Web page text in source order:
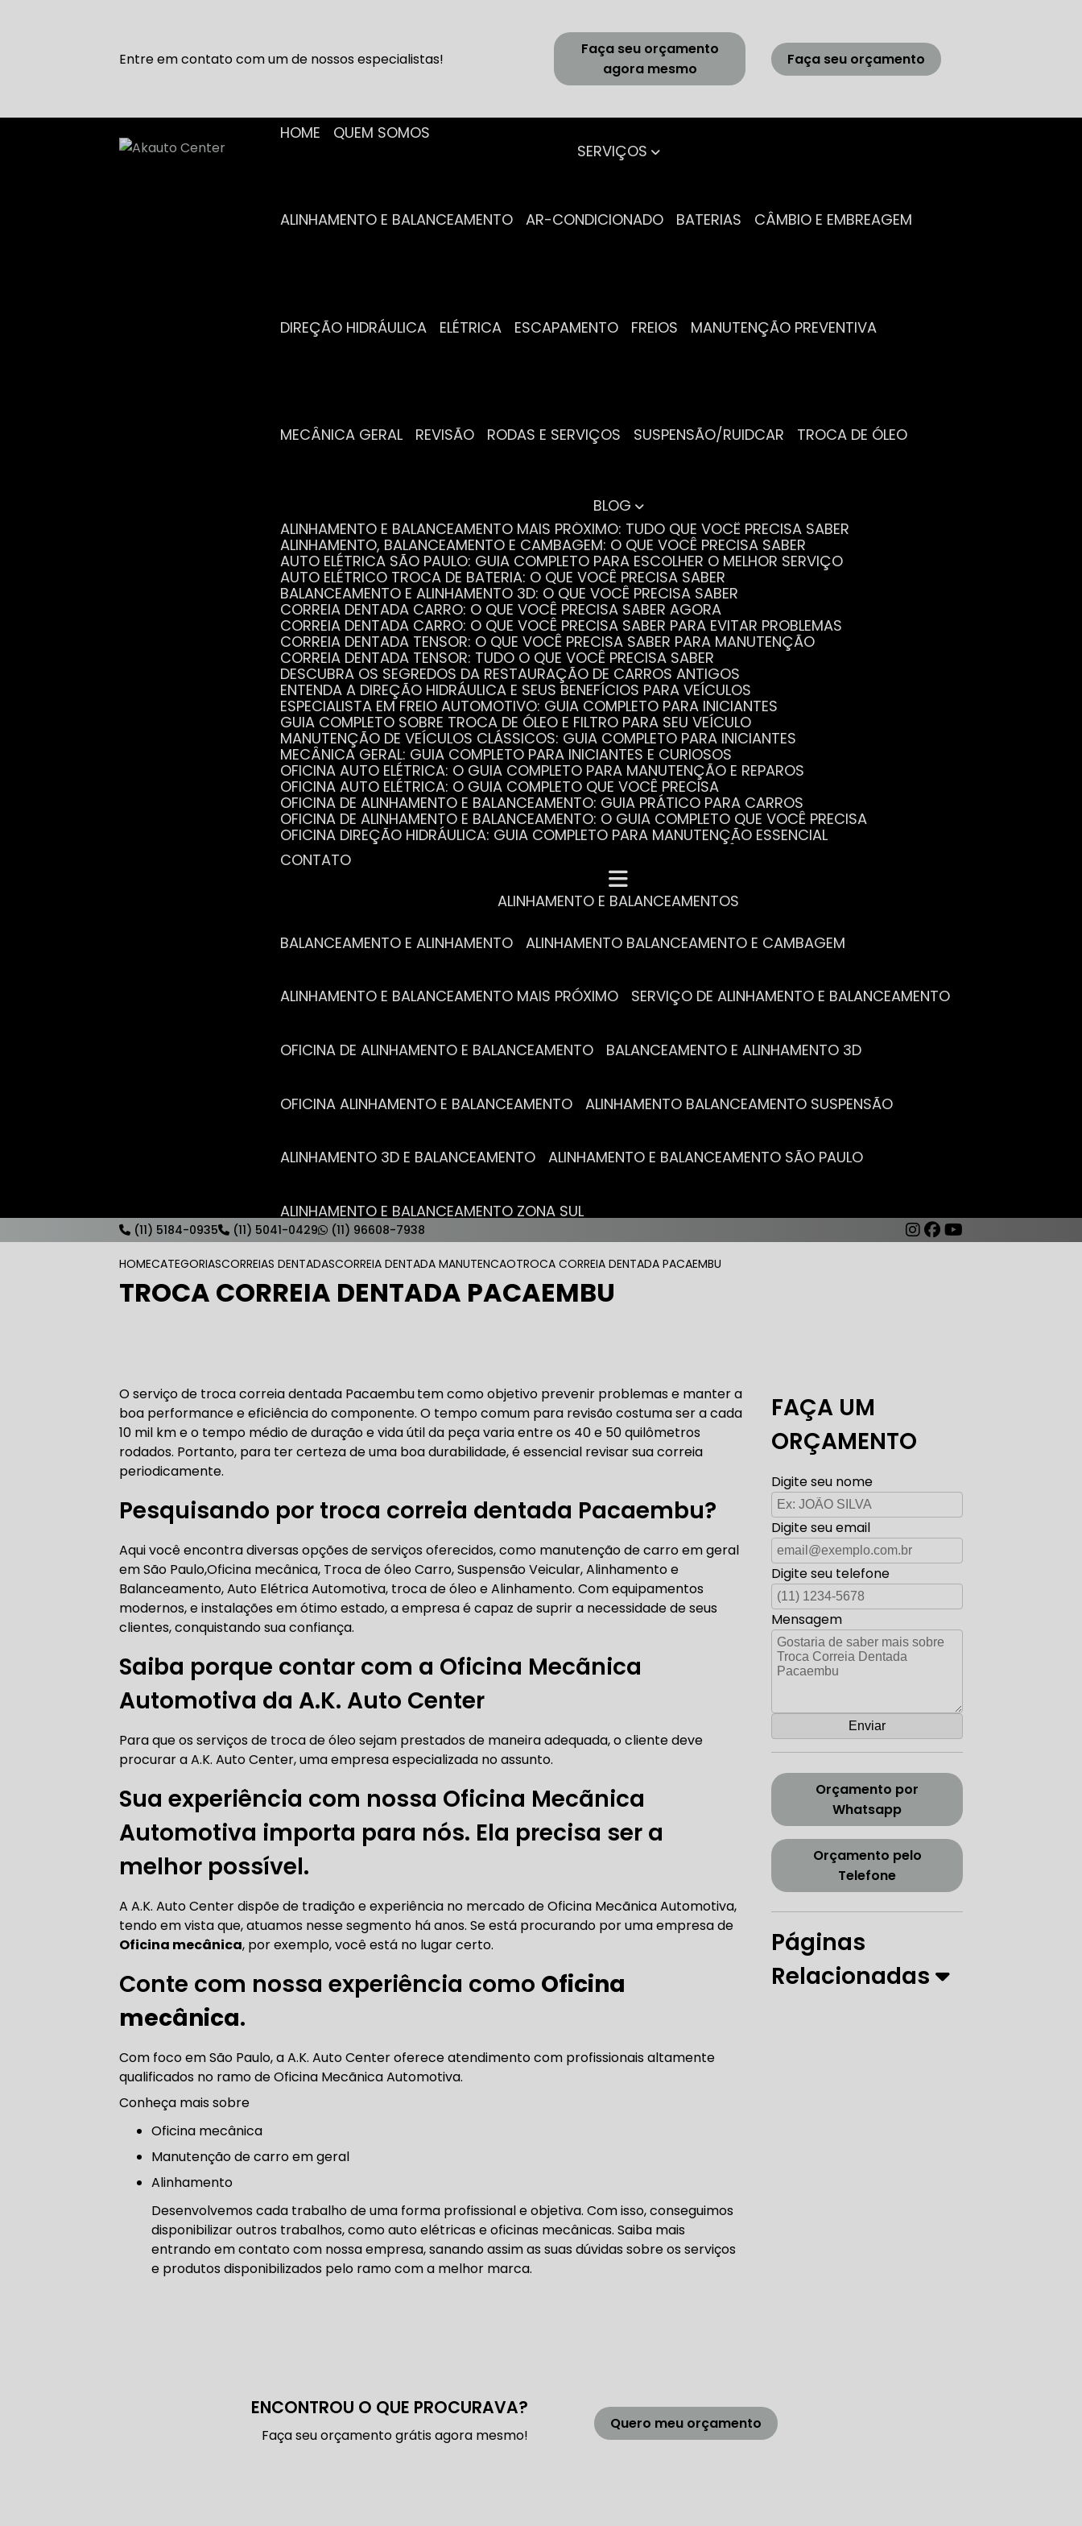
Entre em contato com um de nossos especialistas!
Faça seu orçamento
agora mesmo
Faça seu orçamento
HOME
QUEM SOMOS
SERVIÇOS
ALINHAMENTO E BALANCEAMENTO AR-CONDICIONADO BATERIAS CÂMBIO E EMBREAGEM
DIREÇÃO HIDRÁULICA ELÉTRICA ESCAPAMENTO FREIOS MANUTENÇÃO PREVENTIVA
MECÂNICA GERAL REVISÃO RODAS E SERVIÇOS SUSPENSÃO/RUIDCAR TROCA DE ÓLEO
BLOG
ALINHAMENTO E BALANCEAMENTO MAIS PRÓXIMO: TUDO QUE VOCÊ PRECISA SABER
ALINHAMENTO, BALANCEAMENTO E CAMBAGEM: O QUE VOCÊ PRECISA SABER
AUTO ELÉTRICA SÃO PAULO: GUIA COMPLETO PARA ESCOLHER O MELHOR SERVIÇO
AUTO ELÉTRICO TROCA DE BATERIA: O QUE VOCÊ PRECISA SABER
BALANCEAMENTO E ALINHAMENTO 3D: O QUE VOCÊ PRECISA SABER
CORREIA DENTADA CARRO: O QUE VOCÊ PRECISA SABER AGORA
CORREIA DENTADA CARRO: O QUE VOCÊ PRECISA SABER PARA EVITAR PROBLEMAS
CORREIA DENTADA TENSOR: O QUE VOCÊ PRECISA SABER PARA MANUTENÇÃO
CORREIA DENTADA TENSOR: TUDO O QUE VOCÊ PRECISA SABER
DESCUBRA OS SEGREDOS DA RESTAURAÇÃO DE CARROS ANTIGOS
ENTENDA A DIREÇÃO HIDRÁULICA E SEUS BENEFÍCIOS PARA VEÍCULOS
ESPECIALISTA EM FREIO AUTOMOTIVO: GUIA COMPLETO PARA INICIANTES
GUIA COMPLETO SOBRE TROCA DE ÓLEO E FILTRO PARA SEU VEÍCULO
MANUTENÇÃO DE VEÍCULOS CLÁSSICOS: GUIA COMPLETO PARA INICIANTES
MECÂNICA GERAL: GUIA COMPLETO PARA INICIANTES E CURIOSOS
OFICINA AUTO ELÉTRICA: O GUIA COMPLETO PARA MANUTENÇÃO E REPAROS
OFICINA AUTO ELÉTRICA: O GUIA COMPLETO QUE VOCÊ PRECISA
OFICINA DE ALINHAMENTO E BALANCEAMENTO: GUIA PRÁTICO PARA CARROS
OFICINA DE ALINHAMENTO E BALANCEAMENTO: O GUIA COMPLETO QUE VOCÊ PRECISA
OFICINA DIREÇÃO HIDRÁULICA: GUIA COMPLETO PARA MANUTENÇÃO ESSENCIAL
OFICINA MECÂNICA COMPLETA PARA BLINDADOS: TUDO QUE VOCÊ PRECISA SABER
POR QUE A REVISÃO AUTOMOTIVA É ESSENCIAL PARA O DESEMPENHO DO SEU CARRO
SERVIÇO DE ALINHAMENTO E BALANCEAMENTO: O QUE VOCÊ PRECISA SABER
VANTAGENS ESSENCIAIS DA TROCA DE ÓLEO PARA A SAÚDE DO SEU CARRO
CONTATO
ALINHAMENTO E BALANCEAMENTOS
BALANCEAMENTO E ALINHAMENTO ALINHAMENTO BALANCEAMENTO E CAMBAGEM
ALINHAMENTO E BALANCEAMENTO MAIS PRÓXIMO SERVIÇO DE ALINHAMENTO E BALANCEAMENTO
OFICINA DE ALINHAMENTO E BALANCEAMENTO BALANCEAMENTO E ALINHAMENTO 3D
OFICINA ALINHAMENTO E BALANCEAMENTO ALINHAMENTO BALANCEAMENTO SUSPENSÃO
ALINHAMENTO 3D E BALANCEAMENTO ALINHAMENTO E BALANCEAMENTO SÃO PAULO
ALINHAMENTO E BALANCEAMENTO ZONA SUL
AUTO ELÉTRICA MAIS PRÓXIMO AUTO ELÉTRICA AUTOMOTIVA
AUTO ELÉTRICO TROCA DE BATERIA OFICINA AUTO ELÉTRICA AUTO ELÉTRICA DE CARROS
AUTO ELÉTRICA PRÓXIMO DE MIM AUTO ELÉTRICA SÃO PAULO AUTO ELÉTRICA ZONA SUL
CORREIAS DENTADAS
TROCA CORREIA DENTADA CORREIA DENTADA LAND ROVER CORREIA DENTADA RANGE ROVER
TROCA DA CORREIA DENTADA DA LAND ROVER CORREIA DENTADA DISCOVERY
CORREIA DENTADA BMW CORREIA DENTADA MANUTENÇÃO CORREIA DENTADA TENSOR
CORREIA DENTADA CARRO CORREIA DENTADA SÃO PAULO CORREIA DENTADA ZONA SUL
DIREÇÃO HIDRÁULICA E ELÉTRICA MANUTENÇÃO CONSERTO REPARO
DIREÇÃO HIDRÁULICA E ELÉTRICA CONSERTO
DIREÇÃO HIDRÁULICA MANUTENÇÃO DIREÇÃO HIDRÁULICA SÃO PAULO
DIREÇÃO HIDRÁULICA ZONA SUL
FREIO ABS MANUTENÇÃO SISTEMA DE FREIOS AUTOMOTIVOS PASTILHA DE FREIO
(11) 5184-0935 (11) 5041-0429 (11) 96608-7938
HOMECATEGORIASCORREIAS DENTADASCORREIA DENTADA MANUTENCAOTROCA CORREIA DENTADA PACAEMBU
TROCA CORREIA DENTADA PACAEMBU
O serviço de troca correia dentada Pacaembutem como objetivo prevenir problemas e manter a
boa performance e eficiência do componente. O tempo comum para revisão costuma ser a cada
10 mil km e o tempo médio de duração e vida útil da peça varia entre os 40 e 50 quilômetros
rodados. Portanto, para ter certeza de uma boa durabilidade, é essencial revisar sua correia
periodicamente.
Pesquisando por troca correia dentada Pacaembu?
Aqui você encontra diversas opções de serviços oferecidos, como manutenção de carro em geral
em São Paulo,Oficina mecânica, Troca de óleo Carro, Suspensão Veicular, Alinhamento e
Balanceamento, Auto Elétrica Automotiva, troca de óleo e Alinhamento. Com equipamentos
modernos, e instalações em ótimo estado, a empresa é capaz de suprir a necessidade de seus
clientes, conquistando sua confiança.
Saiba porque contar com a Oficina Mecãnica
Automotiva da A.K. Auto Center
Para que os serviços de troca de óleo sejam prestados de maneira adequada, o cliente deve
procurar a A.K. Auto Center, uma empresa especializada no assunto.
Sua experiência com nossa Oficina Mecãnica
Automotiva importa para nós. Ela precisa ser a
melhor possível.
A A.K. Auto Center dispõe de tradição e experiência no mercado de Oficina Mecãnica Automotiva,
tendo em vista que, atuamos nesse segmento há anos. Se está procurando por uma empresa de
Oficina mecânica, por exemplo, você está no lugar certo.
Conte com nossa experiência como Oficina
mecânica.
Com foco em São Paulo, a A.K. Auto Center oferece atendimento com profissionais altamente
qualificados no ramo de Oficina Mecãnica Automotiva.
Conheça mais sobre
Oficina mecânica
manutenção de carro em geral
Alinhamento
Desenvolvemos cada trabalho de uma forma profissional e objetiva. Com isso, conseguimos
disponibilizar outros trabalhos, como auto elétricas e oficinas mecânicas. Saiba mais
entrando em contato com nossa empresa, sanando assim as suas dúvidas sobre os serviços
e produtos disponibilizados pelo ramo com a melhor marca.
FAÇA UM
ORÇAMENTO
Digite seu nome
Digite seu email
Digite seu telefone
Mensagem
Orçamento por
Whatsapp
Orçamento pelo
Telefone
Páginas
Relacionadas
ENCONTROU O QUE PROCURAVA?
Faça seu orçamento grátis agora mesmo!
Quero meu orçamento